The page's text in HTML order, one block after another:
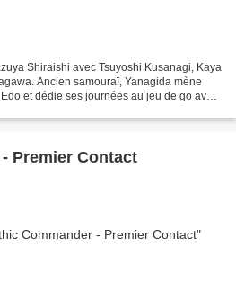
Shiraishi avec Tsuyoshi Kusanagi, Kaya
Ancien samouraï, Yanagida mène
et dédie ses journées au jeu de go avec
Premier Contact